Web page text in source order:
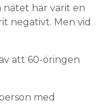
har varit en
negativt. Men vid
att 60-öringen
med